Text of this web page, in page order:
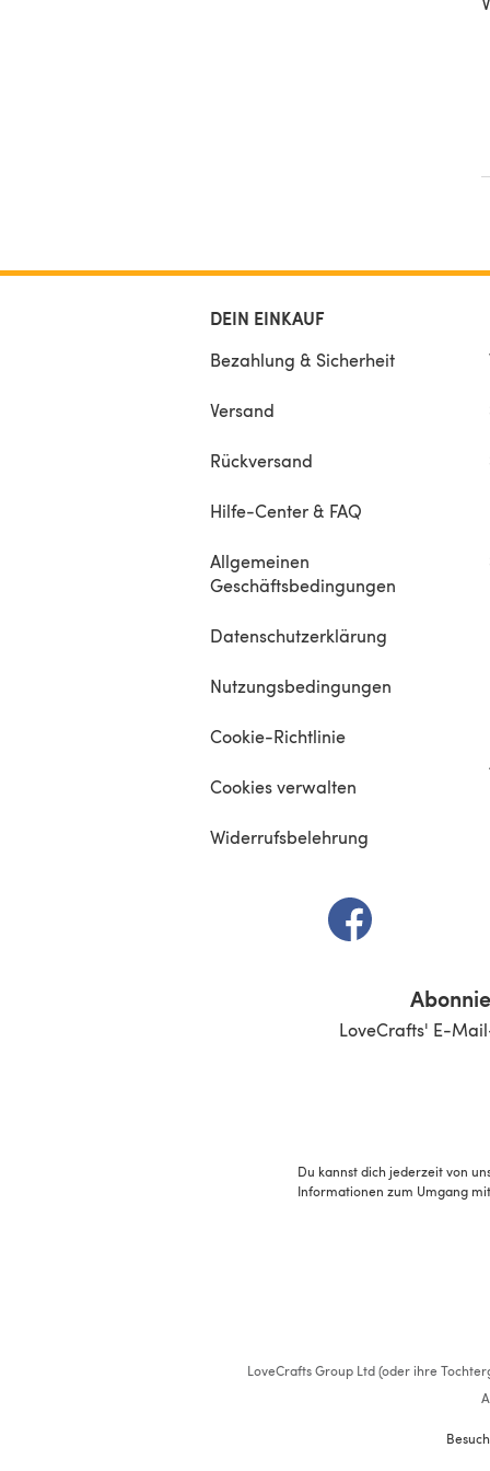
DEIN EINKAUF
Bezahlung & Sicherheit
Versand
Rückversand
Hilfe-Center & FAQ
Allgemeinen
Geschäftsbedingungen
Datenschutzerklärung
Nutzungsbedingungen
Cookie-Richtlinie
Cookies verwalten
Widerrufsbelehrung
(öffnet sich in
LoveCrafts' E-
Du kannst dich jederzeit von
Informationen zum Umgang
LoveCrafts Group Ltd (oder ihre